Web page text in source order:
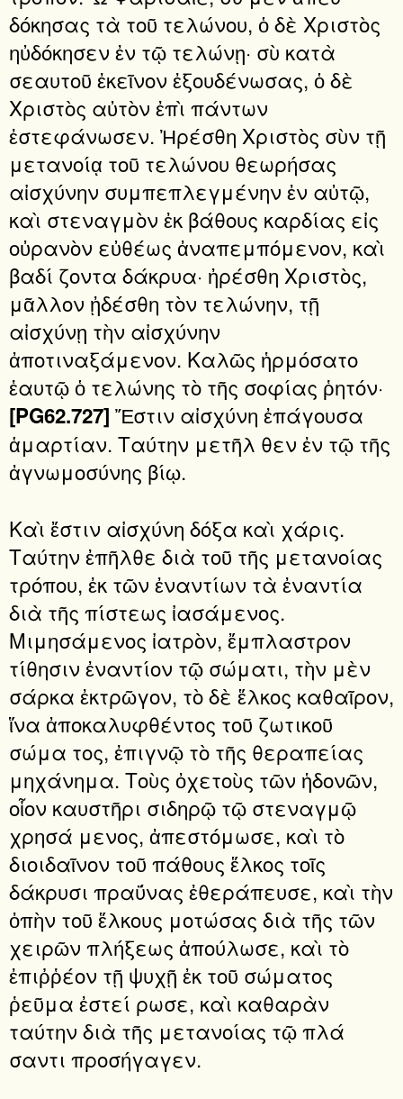
δόκησας τὰ τοῦ τελώνου, ὁ δὲ Χριστὸς
ηὐδόκησεν ἐν τῷ τελώνῃ· σὺ κατὰ
σεαυτοῦ ἐκεῖνον ἐξουδένωσας, ὁ δὲ
Χριστὸς αὐτὸν ἐπὶ πάντων
ἐστεφάνωσεν. Ἠρέσθη Χριστὸς σὺν τῇ
μετανοίᾳ τοῦ τελώνου θεωρήσας
αἰσχύνην συμπεπλεγμένην ἐν αὐτῷ,
καὶ στεναγμὸν ἐκ βάθους καρδίας εἰς
οὐρανὸν εὐθέως ἀναπεμπόμενον, καὶ
βαδί ζοντα δάκρυα· ἠρέσθη Χριστὸς,
μᾶλλον ᾐδέσθη τὸν τελώνην, τῇ
αἰσχύνῃ τὴν αἰσχύνην
ἀποτιναξάμενον. Καλῶς ἡρμόσατο
ἑαυτῷ ὁ τελώνης τὸ τῆς σοφίας ῥητόν·
[PG62.727] Ἔστιν αἰσχύνη ἐπάγουσα
ἁμαρτίαν. Ταύτην μετῆλ θεν ἐν τῷ τῆς
ἀγνωμοσύνης βίῳ.
Καὶ ἔστιν αἰσχύνη δόξα καὶ χάρις.
Ταύτην ἐπῆλθε διὰ τοῦ τῆς μετανοίας
τρόπου, ἐκ τῶν ἐναντίων τὰ ἐναντία
διὰ τῆς πίστεως ἰασάμενος.
Μιμησάμενος ἰατρὸν, ἔμπλαστρον
τίθησιν ἐναντίον τῷ σώματι, τὴν μὲν
σάρκα ἐκτρῶγον, τὸ δὲ ἕλκος καθαῖρον,
ἵνα ἀποκαλυφθέντος τοῦ ζωτικοῦ
σώμα τος, ἐπιγνῷ τὸ τῆς θεραπείας
μηχάνημα. Τοὺς ὀχετοὺς τῶν ἡδονῶν,
οἷον καυστῆρι σιδηρῷ τῷ στεναγμῷ
χρησά μενος, ἀπεστόμωσε, καὶ τὸ
διοιδαῖνον τοῦ πάθους ἕλκος τοῖς
δάκρυσι πραΰνας ἐθεράπευσε, καὶ τὴν
ὀπὴν τοῦ ἕλκους μοτώσας διὰ τῆς τῶν
χειρῶν πλήξεως ἀπούλωσε, καὶ τὸ
ἐπιῤῥέον τῇ ψυχῇ ἐκ τοῦ σώματος
ῥεῦμα ἐστεί ρωσε, καὶ καθαρὰν
ταύτην διὰ τῆς μετανοίας τῷ πλά
σαντι προσήγαγεν.